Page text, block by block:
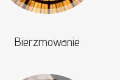
Bierzmowanie